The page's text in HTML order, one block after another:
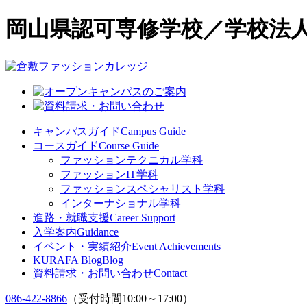
岡山県認可専修学校／学校法
キャンパスガイドCampus Guide
コースガイドCourse Guide
ファッションテクニカル学科
ファッションIT学科
ファッションスペシャリスト学科
インターナショナル学科
進路・就職支援Career Support
入学案内Guidance
イベント・実績紹介Event Achievements
KURAFA BlogBlog
資料請求・お問い合わせContact
086-422-8866 （受付時間10:00～17:00）